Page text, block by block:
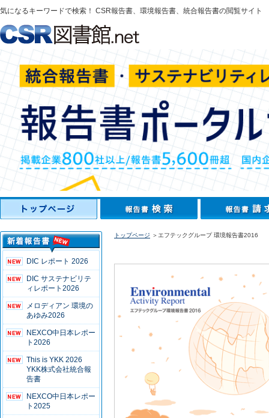
気になるキーワードで検索！ CSR報告書、環境報告書、統合報告書の閲覧サイト
DIC レポート 2026
DIC サステナビリテ
ィレポート2026
メロディアン 環境の
あゆみ2026
NEXCO中日本レポー
ト2026
This is YKK 2026
YKK株式会社統合報
告書
NEXCO中日本レポー
ト2025
トップページ ＞エフテックグループ 環境報告書2016